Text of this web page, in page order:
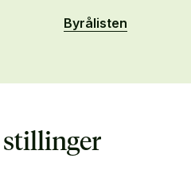
Byrålisten
stillinger